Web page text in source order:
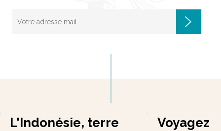
L'Indonésie, terre
Voyagez